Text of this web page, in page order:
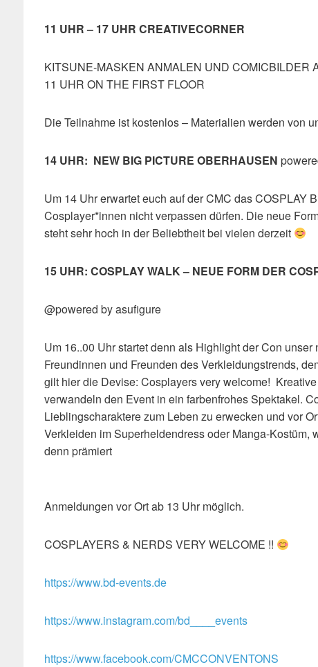
11 UHR – 17 UHR CREATIVECORNER
KITSUNE-MASKEN ANMALEN UND
11 UHR ON THE FIRST FLOOR
Die Teilnahme ist kostenlos – Materialien werden von
14 UHR: NEW BIG PICTURE OBERHAUSEN
Um 14 Uhr erwartet euch auf der CMC das COSPLAY
Cosplayer*innen nicht verpassen dürfen. Die neue
steht sehr hoch in der Beliebtheit bei vielen derzeit
15 UHR: COSPLAY WALK – NEUE FORM DER
@powered by asufigure
Um 16..00 Uhr startet denn als Highlight der Con
Freundinnen und Freunden des Verkleidungstrends,
gilt hier die Devise: Cosplayers very welcome!
verwandeln den Event in ein farbenfrohes Spektakel.
Lieblingscharaktere zum Leben zu erwecken und vor
Verkleiden im Superheldendress oder Manga-
denn prämiert
Anmeldungen vor Ort ab 13 Uhr möglich.
COSPLAYERS & NERDS VERY WELCOME !!
https://www.bd-events.de
https://www.instagram.com/bd____events
https://www.facebook.com/CMCCONVENTONS